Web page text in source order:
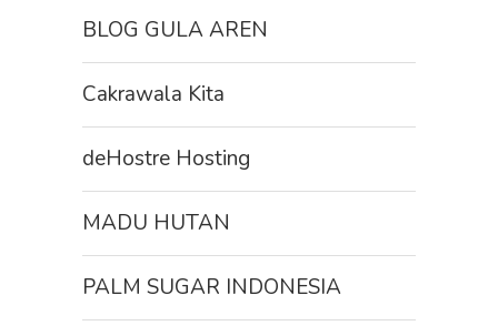
BLOG GULA AREN
Cakrawala Kita
deHostre Hosting
MADU HUTAN
PALM SUGAR INDONESIA